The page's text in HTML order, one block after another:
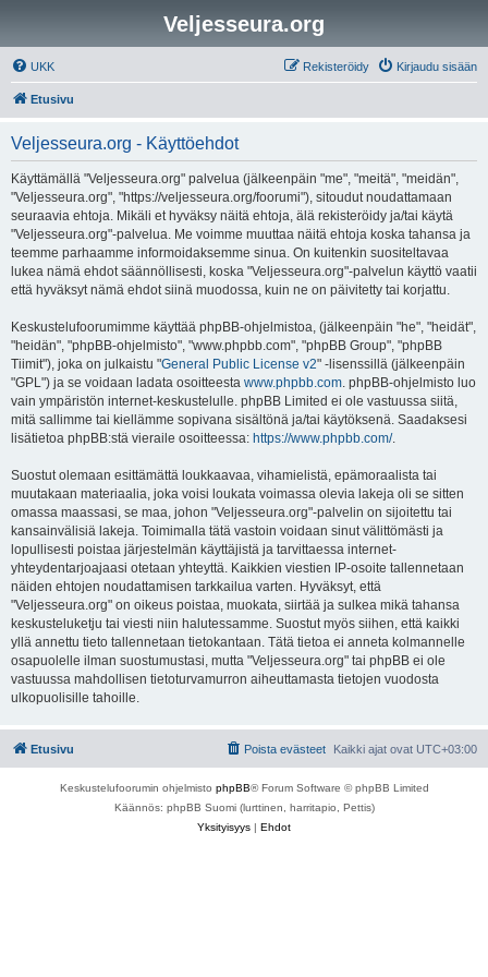
Veljesseura.org
UKK Kirjaudu sisään
Rekisteröidy
Etusivu
Veljesseura.org - Käyttöehdot
Käyttämällä "Veljesseura.org" palvelua (jälkeenpäin "me", "meitä", "meidän",
"Veljesseura.org", "https://veljesseura.org/foorumi"), sitoudut noudattamaan
seuraavia ehtoja. Mikäli et hyväksy näitä ehtoja, älä rekisteröidy ja/tai käytä
"Veljesseura.org"-palvelua. Me voimme muuttaa näitä ehtoja koska tahansa ja
teemme parhaamme informoidaksemme sinua. On kuitenkin suositeltavaa
lukea nämä ehdot säännöllisesti, koska "Veljesseura.org"-palvelun käyttö vaatii
että hyväksyt nämä ehdot siinä muodossa, kuin ne on päivitetty tai korjattu.
Keskustelufoorumimme käyttää phpBB-ohjelmistoa, (jälkeenpäin "he", "heidät",
"heidän", "phpBB-ohjelmisto", "www.phpbb.com", "phpBB Group", "phpBB
Tiimit"), joka on julkaistu "General Public License v2" -lisenssillä (jälkeenpäin
"GPL") ja se voidaan ladata osoitteesta www.phpbb.com. phpBB-ohjelmisto luo
vain ympäristön internet-keskustelulle. phpBB Limited ei ole vastuussa siitä,
mitä sallimme tai kiellämme sopivana sisältönä ja/tai käytöksenä. Saadaksesi
lisätietoa phpBB:stä vieraile osoitteessa: https://www.phpbb.com/.
Suostut olemaan esittämättä loukkaavaa, vihamielistä, epämoraalista tai
muutakaan materiaalia, joka voisi loukata voimassa olevia lakeja oli se sitten
omassa maassasi, se maa, johon "Veljesseura.org"-palvelin on sijoitettu tai
kansainvälisiä lakeja. Toimimalla tätä vastoin voidaan sinut välittömästi ja
lopullisesti poistaa järjestelmän käyttäjistä ja tarvittaessa internet-
yhteydentarjoajaasi otetaan yhteyttä. Kaikkien viestien IP-osoite tallennetaan
näiden ehtojen noudattamisen tarkkailua varten. Hyväksyt, että
"Veljesseura.org" on oikeus poistaa, muokata, siirtää ja sulkea mikä tahansa
keskusteluketju tai viesti niin halutessamme. Suostut myös siihen, että kaikki
yllä annettu tieto tallennetaan tietokantaan. Tätä tietoa ei anneta kolmannelle
osapuolelle ilman suostumustasi, mutta "Veljesseura.org" tai phpBB ei ole
vastuussa mahdollisen tietoturvamurron aiheuttamasta tietojen vuodosta
ulkopuolisille tahoille.
Etusivu Kaikki ajat ovat UTC+03:00
Poista evästeet
Keskustelufoorumin ohjelmisto phpBB® Forum Software © phpBB Limited
Käännös: phpBB Suomi (lurttinen, harritapio, Pettis)
Yksityisyys | Ehdot